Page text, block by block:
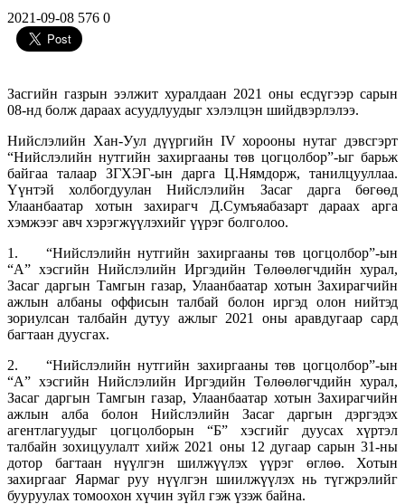
2021-09-08 576 0
Засгийн газрын ээлжит хуралдаан 2021 оны есдүгээр сарын
08-нд болж дараах асуудлуудыг хэлэлцэн шийдвэрлэлээ.
Нийслэлийн Хан-Уул дүүргийн IV хорооны нутаг дэвсгэрт
“Нийслэлийн нутгийн захиргааны төв цогцолбор”-ыг барьж
байгаа талаар ЗГХЭГ-ын дарга Ц.Нямдорж, танилцууллаа.
Үүнтэй холбогдуулан Нийслэлийн Засаг дарга бөгөөд
Улаанбаатар хотын захирагч Д.Сумъяабазарт дараах арга
хэмжээг авч хэрэгжүүлэхийг үүрэг болголоо.
1. “Нийслэлийн нутгийн захиргааны төв цогцолбор”-ын
“А” хэсгийн Нийслэлийн Иргэдийн Төлөөлөгчдийн хурал,
Засаг даргын Тамгын газар, Улаанбаатар хотын Захирагчийн
ажлын албаны оффисын талбай болон иргэд олон нийтэд
зориулсан талбайн дутуу ажлыг 2021 оны аравдугаар сард
багтаан дуусгах.
2. “Нийслэлийн нутгийн захиргааны төв цогцолбор”-ын
“А” хэсгийн Нийслэлийн Иргэдийн Төлөөлөгчдийн хурал,
Засаг даргын Тамгын газар, Улаанбаатар хотын Захирагчийн
ажлын алба болон Нийслэлийн Засаг даргын дэргэдэх
агентлагуудыг цогцолборын “Б” хэсгийг дуусах хүртэл
талбайн зохицуулалт хийж 2021 оны 12 дугаар сарын 31-ны
дотор багтаан нүүлгэн шилжүүлэх үүрэг өглөө. Хотын
захиргааг Яармаг руу нүүлгэн шиилжүүлэх нь түгжрэлийг
бууруулах томоохон хүчин зүйл гэж үзэж байна.